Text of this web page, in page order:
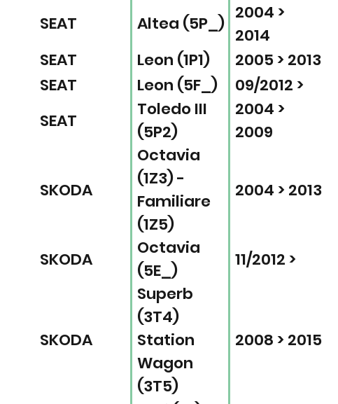
SEAT
Altea (5P_)
2004 >
2014
SEAT
Leon (1P1)
2005 > 2013
SEAT
Leon (5F_)
09/2012 >
SEAT
Toledo III
(5P2)
2004 >
2009
SKODA
Octavia
(1Z3) -
Familiare
(1Z5)
2004 > 2013
SKODA
Octavia
(5E_)
11/2012 >
SKODA
Superb
(3T4)
Station
Wagon
(3T5)
2008 > 2015